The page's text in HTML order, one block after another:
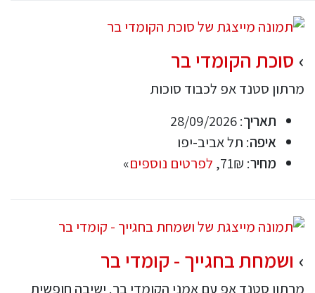
סוכת הקומדי בר
מרתון סטנד אפ לכבוד סוכות
תאריך: 28/09/2026
איפה: תל אביב-יפו
מחיר: 71₪, לפרטים נוספים»
ושמחת בחגייך - קומדי בר
מרתון סטנד אפ עם אמני הקומדי בר. ישיבה חופשית